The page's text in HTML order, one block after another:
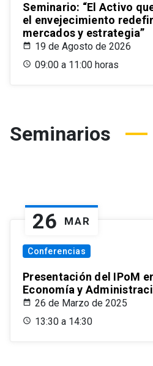
Seminario: “El Activo
el envejecimiento
mercados y estrategia”
19 de Agosto de 2026
09:00 a 11:00 horas
Seminarios
26 MAR
Conferencias
Presentación del IPoM
Economía y
26 de Marzo de 2025
13:30 a 14:30